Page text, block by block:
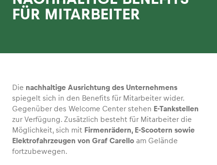
Alle anzeigen
Seiten
FÜR MITARBEITER
Die nachhaltige Ausrichtung des Unternehmens
spiegelt sich in den Benefits für Mitarbeiter wider.
Gegenüber des Welcome Center stehen E-Tankstellen
zur Verfügung. Zusätzlich besteht für Mitarbeiter die
Möglichkeit, sich mit Firmenrädern, E-Scootern sowie
Elektrofahrzeugen von Graf Carello am Gelände
fortzubewegen.